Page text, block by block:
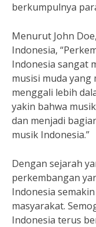
berkumpulnya
Menurut John
Indonesia,
Indonesia sangat
musisi muda
menggali lebih
yakin bahwa
dan menjadi
musik Indonesia.”
Dengan sejarah
perkembangan
Indonesia
masyarakat.
Indonesia terus